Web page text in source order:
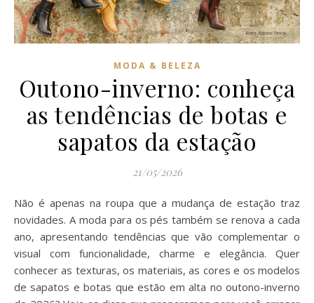
MODA & BELEZA
Outono-inverno: conheça
as tendências de botas e
sapatos da estação
21/05/2026
Não é apenas na roupa que a mudança de estação traz
novidades. A moda para os pés também se renova a cada
ano, apresentando tendências que vão complementar o
visual com funcionalidade, charme e elegância. Quer
conhecer as texturas, os materiais, as cores e os modelos
de sapatos e botas que estão em alta no outono-inverno